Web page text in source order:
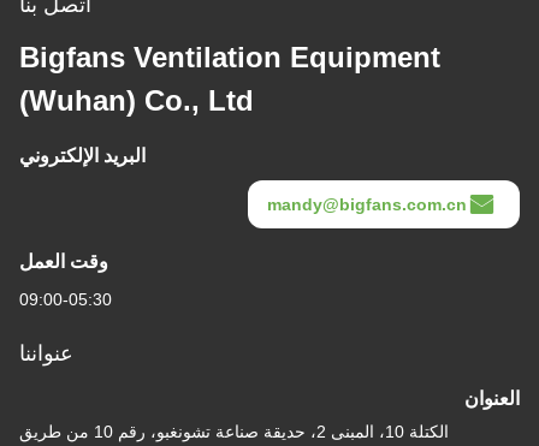
Bigfans Ventilation Equipment
(Wuhan) Co., Ltd
البريد الإلكتروني
mandy@bigfans.com.cn
وقت العمل
09:00-05:30
عنواننا
العنوان
الكتلة 10، المبنى 2، حديقة صناعة تشونغبو، رقم 10 من طريق